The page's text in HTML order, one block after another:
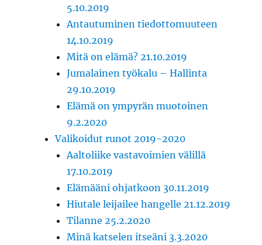
5.10.2019
Antautuminen tiedottomuuteen
14.10.2019
Mitä on elämä? 21.10.2019
Jumalainen työkalu – Hallinta
29.10.2019
Elämä on ympyrän muotoinen
9.2.2020
Valikoidut runot 2019-2020
Aaltoliike vastavoimien välillä
17.10.2019
Elämääni ohjatkoon 30.11.2019
Hiutale leijailee hangelle 21.12.2019
Tilanne 25.2.2020
Minä katselen itseäni 3.3.2020